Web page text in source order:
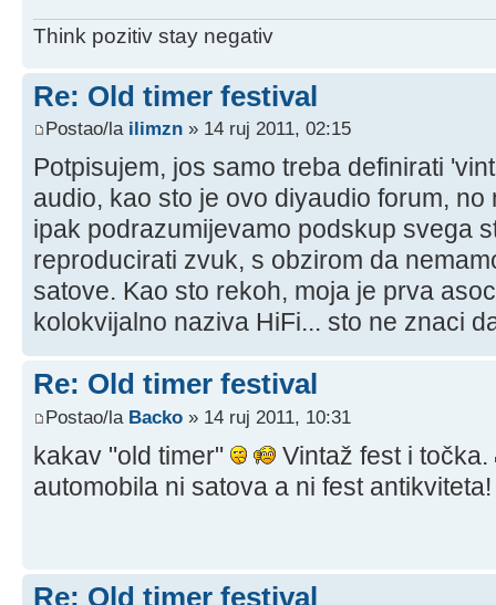
Think pozitiv stay negativ
Re: Old timer festival
Postao/la ilimzn » 14 ruj 2011, 02:15
Potpisujem, jos samo treba definirati
audio, kao sto je ovo diyaudio forum,
ipak podrazumijevamo podskup svega
reproducirati zvuk, s obzirom da
satove. Kao sto rekoh, moja je prva
kolokvijalno naziva HiFi... sto ne znaci
Re: Old timer festival
Postao/la Backo » 14 ruj 2011, 10:31
kakav "old timer"
Vintaž fest i točka.
automobila ni satova a ni fest antikviteta!
Re: Old timer festival